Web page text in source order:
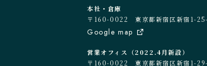
本社・倉庫
〒160-0022 東京都新宿区新宿1-
Google map
営業オフィス（2022.4月新設）
〒160-0022 東京都新宿区新宿1-